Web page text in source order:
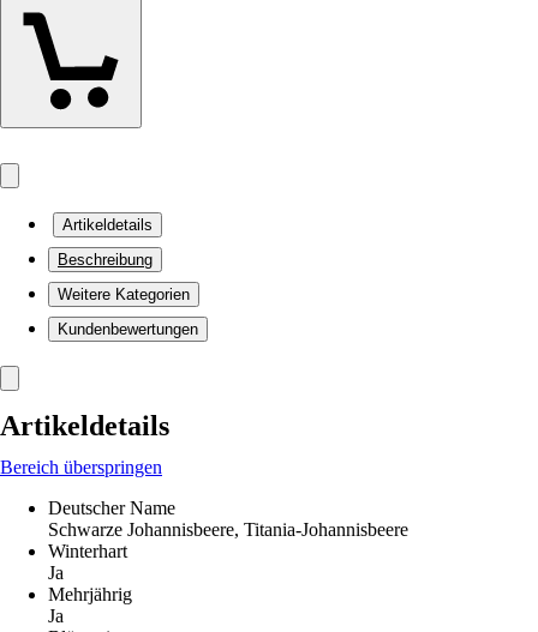
Artikeldetails
Beschreibung
Weitere Kategorien
Kundenbewertungen
Artikeldetails
Bereich überspringen
Deutscher Name
Schwarze Johannisbeere, Titania-Johannisbeere
Winterhart
Ja
Mehrjährig
Ja